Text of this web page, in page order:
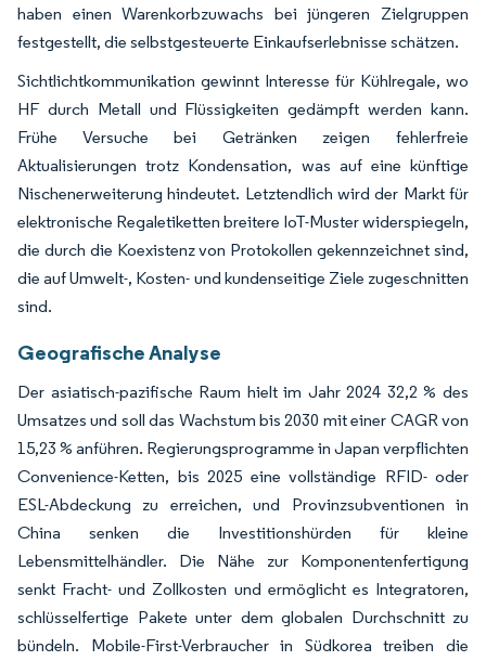
haben einen Warenkorbzuwachs bei jüngeren Zielgruppen
festgestellt, die selbstgesteuerte Einkaufserlebnisse schätzen.
Sichtlichtkommunikation gewinnt Interesse für Kühlregale, wo
HF durch Metall und Flüssigkeiten gedämpft werden kann.
Frühe Versuche bei Getränken zeigen fehlerfreie
Aktualisierungen trotz Kondensation, was auf eine künftige
Nischenerweiterung hindeutet. Letztendlich wird der Markt für
elektronische Regaletiketten breitere IoT-Muster widerspiegeln,
die durch die Koexistenz von Protokollen gekennzeichnet sind,
die auf Umwelt-, Kosten- und kundenseitige Ziele zugeschnitten
sind.
Geografische Analyse
Der asiatisch-pazifische Raum hielt im Jahr 2024 32,2 % des
Umsatzes und soll das Wachstum bis 2030 mit einer CAGR von
15,23 % anführen. Regierungsprogramme in Japan verpflichten
Convenience-Ketten, bis 2025 eine vollständige RFID- oder
ESL-Abdeckung zu erreichen, und Provinzsubventionen in
China senken die Investitionshürden für kleine
Lebensmittelhändler. Die Nähe zur Komponentenfertigung
senkt Fracht- und Zollkosten und ermöglicht es Integratoren,
schlüsselfertige Pakete unter dem globalen Durchschnitt zu
bündeln. Mobile-First-Verbraucher in Südkorea treiben die